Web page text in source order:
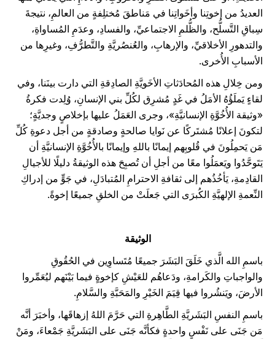
العديدُ من إخوتِنا وأخَواتِنا في مَناطقَ مُختلِفةٍ من العالمِ، نتيجةَ
سِباقِ التَّسلُّح، والظُّلمِ الاجتماعيِّ، والفسادِ، وعدَمِ المُساواةِ،
والتدهورِ الأخلاقيِّ، والإرهابِ، والعُنصُريَّةِ والتَّطرُّفِ، وغيرِها من
الأسبابِ الأُخرى.
ومن خِلالِ هذه المُحادَثاتِ الأخَويَّةِ الصادِقةِ التي دارت بينَنا، وفي
لقاءٍ يَملَؤُهُ الأمَلُ في غَدٍ مُشرِق لكُلِّ بني الإنسانِ، وُلِدت فكرةُ
«وثيقة الأُخُوَّةِ الإنسانيَّةِ»، وجرى العَمَلُ عليها بإخلاصٍ وجديَّةٍ؛
لتكونَ إعلانًا مُشتَركًا عن نَوايا صالحةٍ وصادقةٍ من أجل دعوةِ كُلِّ
مَن يَحمِلُونَ في قُلوبِهم إيمانًا باللهِ وإيمانًا بالأُخُوَّةِ الإنسانيَّةِ أن
يَتَوحَّدُوا ويَعمَلُوا معًا من أجلِ أن تُصبِحَ هذه الوثيقةُ دليلًا للأجيالِ
القادِمةِ، يَأخُذُهم إلى ثقافةِ الاحترامِ المُتبادَلِ، في جَوٍّ من إدراكِ
النِّعمةِ الإلهيَّةِ الكُبرَى التي جَعلَتْ من الخلقِ جميعًا إخوةً.
الوثيقة
باسمِ الله الَّذي خَلَقَ البَشَرَ جميعًا مُتَساوِين في الحُقُوقِ
والواجباتِ والكَرامةِ، ودَعاهُم للعَيْشِ كإخوةٍ فيما بَيْنَهم ليُعَمِّروا
الأرضَ، ويَنشُروا فيها قِيَمَ الخَيْرِ والمَحَبَّةِ والسَّلامِ.
باسمِ النفسِ البَشَريَّةِ الطَّاهِرةِ التي حَرَّمَ اللهُ إزهاقَها، وأخبَرَ أنَّه
مَن جَنَى على نَفْسٍ واحدةٍ فكأنَّه جَنَى على البَشَريَّةِ جَمْعاءَ، ومَنْ